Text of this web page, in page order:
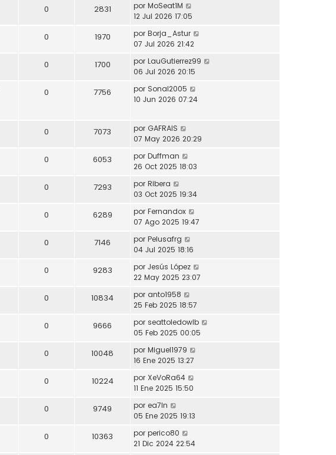
0 2831 por MoSeat1M
12 Jul 2026 17:05
0 1970 por Borja_Astur
07 Jul 2026 21:42
0 1700 por LauGutierrez99
06 Jul 2026 20:15
0 7756 por Sonal2005
10 Jun 2026 07:24
0 7073 por GAFRAIS
07 May 2026 20:29
0 6053 por Duffman
26 Oct 2025 18:03
0 7293 por Ribera
03 Oct 2025 19:34
0 6289 por Fernandox
07 Ago 2025 19:47
0 7146 por Pelusafrg
04 Jul 2025 18:16
0 9283 por Jesús López
22 May 2025 23:07
0 10834 por anto1958
25 Feb 2025 18:57
0 9666 por seattoledowlb
05 Feb 2025 00:05
0 10048 por Miguel1979
16 Ene 2025 13:27
0 10224 por XeVoRa64
11 Ene 2025 15:50
0 9749 por ea7ln
05 Ene 2025 19:13
0 10363 por perico80
21 Dic 2024 22:54